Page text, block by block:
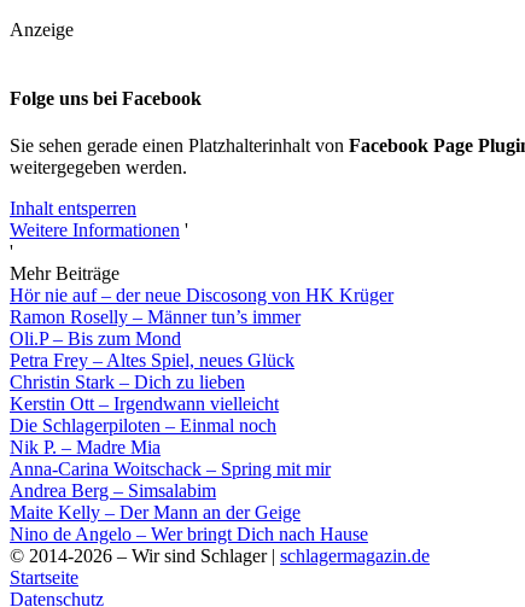
Anzeige
Folge uns bei Facebook
Sie sehen gerade einen Platzhalterinhalt von Facebook Page
weitergegeben werden.
Inhalt entsperren
Weitere Informationen '
'
Mehr Beiträge
Hör nie auf – der neue Discosong von HK Krüger
Ramon Roselly – Männer tun’s immer
Oli.P – Bis zum Mond
Petra Frey – Altes Spiel, neues Glück
Christin Stark – Dich zu lieben
Kerstin Ott – Irgendwann vielleicht
Die Schlagerpiloten – Einmal noch
Nik P. – Madre Mia
Anna-Carina Woitschack – Spring mit mir
Andrea Berg – Simsalabim
Maite Kelly – Der Mann an der Geige
Nino de Angelo – Wer bringt Dich nach Hause
© 2014-2026 – Wir sind Schlager | schlagermagazin.de
Startseite
Datenschutz